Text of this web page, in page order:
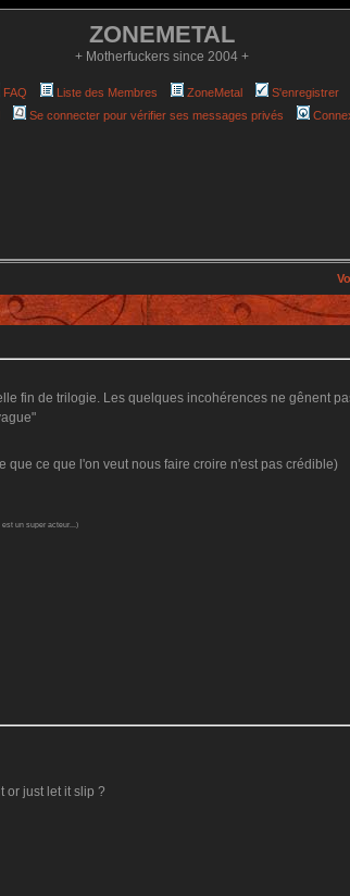
ZONEMETAL
+ Motherfuckers since 2004 +
FAQ Liste des Membres ZoneMetal
S'enregistrer
Se connecter pour vérifier ses messages privés
fin de trilogie. Les quelques incohérences ne gênent
que ce que l'on veut nous faire croire n'est pas crédible)
un super acteur...)
or just let it slip ?